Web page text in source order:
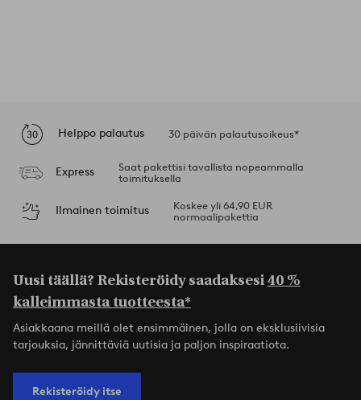
Helppo palautus 30 päivän palautusoikeus*
Express
Saat pakettisi tavallista nopeammalla
toimituksella
Ilmainen toimitus
Koskee yli 64,90 EUR
normaalipakettia
Uusi täällä? Rekisteröidy saadaksesi40 %
kalleimmasta tuotteesta*
Asiakkaana meillä olet ensimmäinen, jolla on eksklusiivisia
tarjouksia, jännittäviä uutisia ja paljon inspiraatiota.
Rekisteröidy itse